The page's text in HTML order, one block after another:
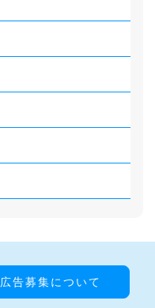
広告募集について